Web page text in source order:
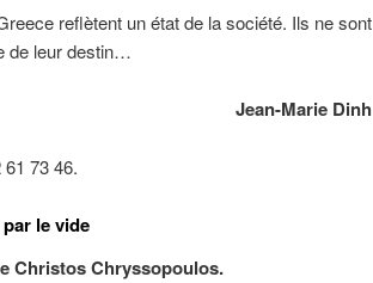
reflètent un état de la société. Ils ne sont
de leur destin…
Jean-Marie Dinh
73 46.
le vide
Christos Chryssopoulos.